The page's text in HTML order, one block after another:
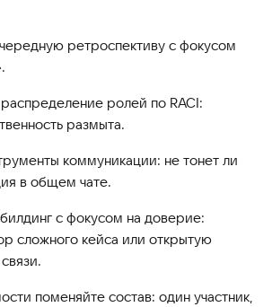
ретроспективу с фокусом
ролей по RACI:
размыта.
коммуникации: не тонет ли
в общем чате.
с фокусом на доверие:
сложного кейса или открытую
поменяйте состав: один участник,